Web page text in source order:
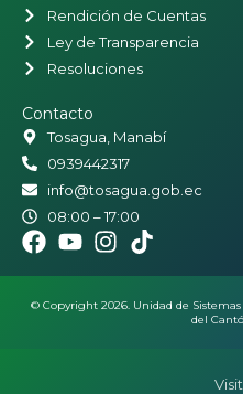
Rendición de Cuentas
Ley de Transparencia
Resoluciones
Contacto
Tosagua, Manabí
0939442317
info@tosagua.gob.ec
08:00 – 17:00
© Copyright 2026. Unidad de
del